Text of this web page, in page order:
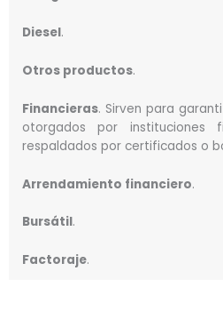
Diesel.
Otros productos.
Financieras. Sirven para
otorgados por instituciones
respaldados por certificados o
Arrendamiento financiero.
Bursátil.
Factoraje.